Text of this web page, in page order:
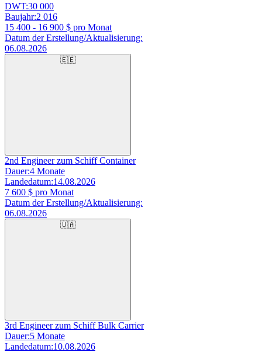
DWT:30 000
Baujahr:2 016
15 400 - 16 900 $ pro Monat
Datum der Erstellung/Aktualisierung:
06.08.2026
🇪🇪
2nd Engineer zum Schiff Container
Dauer:4 Monate
Landedatum:14.08.2026
7 600 $ pro Monat
Datum der Erstellung/Aktualisierung:
06.08.2026
🇺🇦
3rd Engineer zum Schiff Bulk Carrier
Dauer:5 Monate
Landedatum:10.08.2026